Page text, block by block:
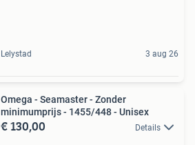
Lelystad 3 aug 26
Omega - Seamaster - Zonder
minimumprijs - 1455/448 - Unisex
€ 130,00 Details